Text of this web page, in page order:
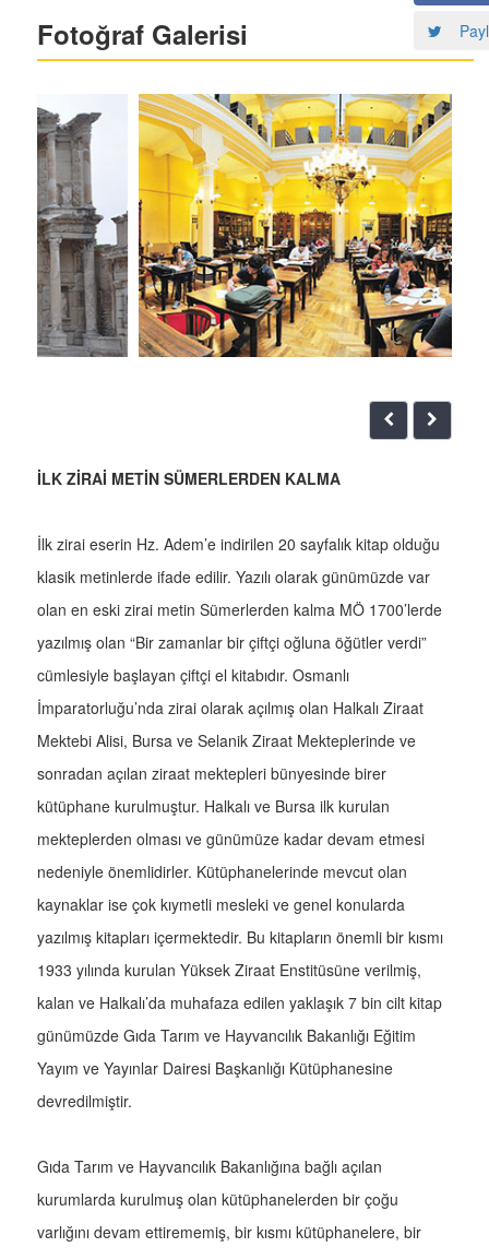
Fotoğraf Galerisi
İLK ZİRAİ METİN SÜMERLERDEN KALMA
İlk zirai eserin Hz. Adem’e indirilen 20 sayfalık kitap olduğu
klasik metinlerde ifade edilir. Yazılı olarak günümüzde var
olan en eski zirai metin Sümerlerden kalma MÖ 1700’lerde
yazılmış olan “Bir zamanlar bir çiftçi oğluna öğütler verdi”
cümlesiyle başlayan çiftçi el kitabıdır. Osmanlı
İmparatorluğu’nda zirai olarak açılmış olan Halkalı Ziraat
Mektebi Alisi, Bursa ve Selanik Ziraat Mekteplerinde ve
sonradan açılan ziraat mektepleri bünyesinde birer
kütüphane kurulmuştur. Halkalı ve Bursa ilk kurulan
mekteplerden olması ve günümüze kadar devam etmesi
nedeniyle önemlidirler. Kütüphanelerinde mevcut olan
kaynaklar ise çok kıymetli mesleki ve genel konularda
yazılmış kitapları içermektedir. Bu kitapların önemli bir kısmı
1933 yılında kurulan Yüksek Ziraat Enstitüsüne verilmiş,
kalan ve Halkalı’da muhafaza edilen yaklaşık 7 bin cilt kitap
günümüzde Gıda Tarım ve Hayvancılık Bakanlığı Eğitim
Yayım ve Yayınlar Dairesi Başkanlığı Kütüphanesine
devredilmiştir.
Gıda Tarım ve Hayvancılık Bakanlığına bağlı açılan
kurumlarda kurulmuş olan kütüphanelerden bir çoğu
varlığını devam ettirememiş, bir kısmı kütüphanelere, bir